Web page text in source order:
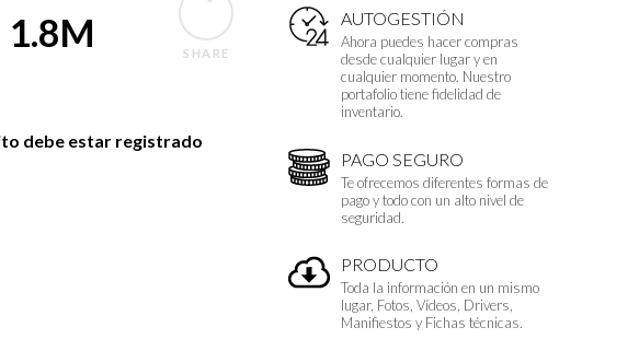
AUTOGESTIÓN
Ahora puedes hacer compras
desde cualquier lugar y en
cualquier momento. Nuestro
portafolio tiene fidelidad de
inventario.
PAGO SEGURO
Te ofrecemos diferentes formas de
pago y todo con un alto nivel de
seguridad.
PRODUCTO
Toda la información en un mismo
lugar, Fotos, Vídeos, Drivers,
Manifiestos y Fichas técnicas.
SHARE
1.8M
debe estar registrado